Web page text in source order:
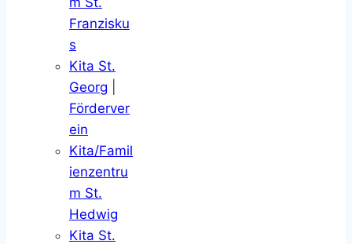
Franzisku
s
Kita St.
Georg
Förderver
ein
Kita/Famil
ienzentru
m St.
Hedwig
Kita St.